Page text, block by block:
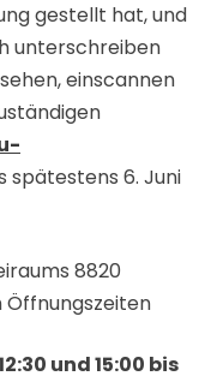
gestellt hat, und
unterschreiben
einscannen
spätestens 6. Juni
8820
Öffnungszeiten
und 15:00 bis